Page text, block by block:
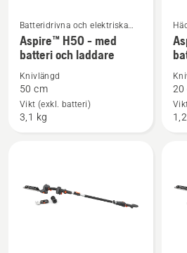
Se
mer
information
om
Aspire™
H50
laddare
Batteridrivna och elektriska
häcksaxar
Aspire™ H50 - med
batteri och laddare
Knivlängd
50 cm
Vikt (exkl. batteri)
3,1 kg
Se
mer
om
S20
20